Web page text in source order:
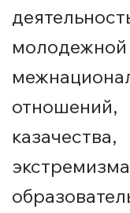
экстремизма